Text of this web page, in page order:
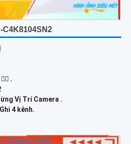
.
Vị Trí Camera .
4 kênh.